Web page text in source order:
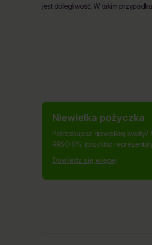
jest dolegliwość. W takim
Niewielka pożyczka
Potrzebujesz niewielkiej kwoty?
RRSO 0% (przykład
Dowiedz się więcej